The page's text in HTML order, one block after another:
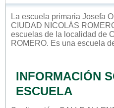
La escuela primaria Josefa
CIUDAD NICOLÁS
escuelas de la localidad de
ROMERO. Es una escuela
INFORMACIÓN
ESCUELA